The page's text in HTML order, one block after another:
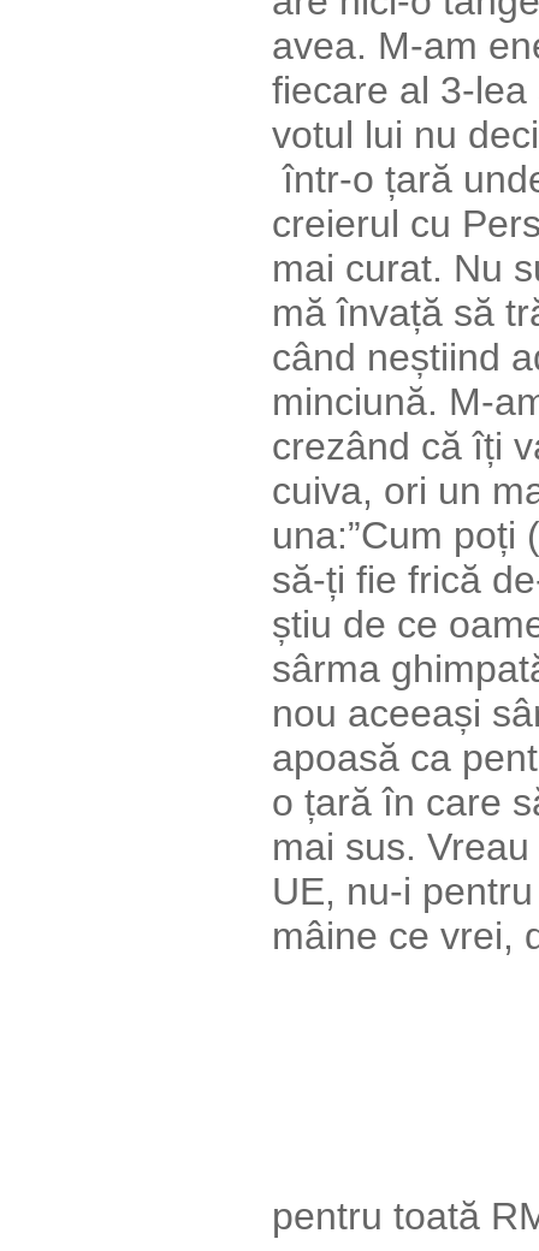
avea. M-am
fiecare al 3-
votul lui nu
într-o țară
creierul cu
mai curat. Nu
mă învață să
când neștiind
minciună. M-
crezând că îți
cuiva, ori un
una:”Cum
să-ți fie frică
știu de ce
sârma
nou aceeași
apoasă ca
o țară în care
mai sus.
UE, nu-i
mâine ce vrei,
pentru toată